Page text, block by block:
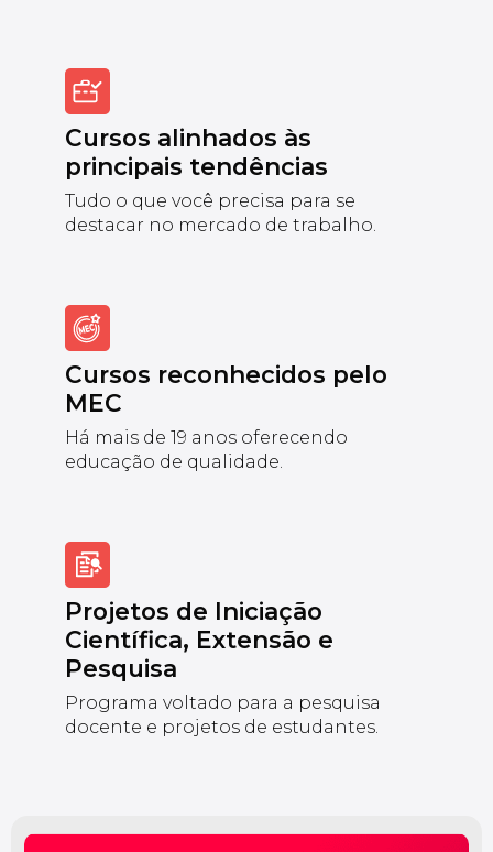
Cursos alinhados às
principais tendências
Tudo o que você precisa para se
destacar no mercado de trabalho.
Cursos reconhecidos pelo
MEC
Há mais de 19 anos oferecendo
educação de qualidade.
Projetos de Iniciação
Científica, Extensão e
Pesquisa
Programa voltado para a pesquisa
docente e projetos de estudantes.